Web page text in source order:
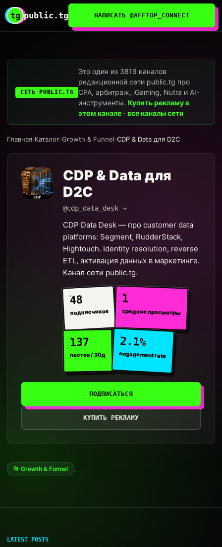
tg public.tg НАПИСАТЬ @AFFTOP_CONNECT
СЕТЬ PUBLIC.TG
Это один из 3819 каналов
редакционной сети public.tg про
CPA, арбитраж, iGaming, Nutra и AI-
инструменты.Купить рекламу в
этом канале ·все каналы сети
Главная›Каталог›Growth & Funnel›CDP & Data для D2C
CDP & Data для
D2C
@cdp_data_desk →
CDP Data Desk — про customer data
platforms: Segment, RudderStack,
Hightouch. Identity resolution, reverse
ETL, активация данных в маркетинге.
Канал сети public.tg.
48
подписчиков
1
средние просмотры
137
постов / 30д
2.1%
engagement rate
ПОДПИСАТЬСЯ
КУПИТЬ РЕКЛАМУ
📂 Growth & Funnel
LATEST POSTS